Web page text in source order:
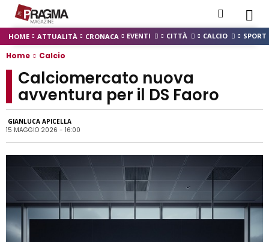
HOME ATTUALITÀ CRONACA EVENTI CITTÀ CALCIO SPORT
Home Calcio
Calciomercato nuova
avventura per il DS Faoro
GIANLUCA APICELLA
15 MAGGIO 2026 - 16:00